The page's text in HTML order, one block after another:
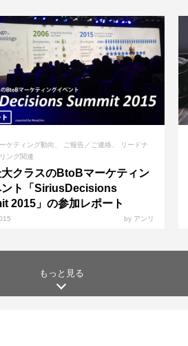
ケティング動向 ご報告／ご連絡
リードナ
ング関連
クラスのBtoBマーケティン
ント「SiriusDecisions
2015」の参加レポート
by アンリ
もっと見る